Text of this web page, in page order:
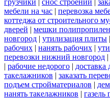
грузчики | снос строений |
мебели на час | перевозка
коттеджа от строительного
дверей | мешки
новгород | утилизация плиты |
рабочих | нанять рабочих |
перевозки нижний новгород |
| рабочие недорого | доставка
такелажников | заказать
подъем стройматериалов |
нанять такелажников |